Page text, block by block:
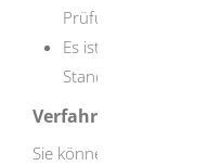
Prüfung und
Es ist gewährleistet,
Stand von
Verfahrensablauf
Sie können die Erlaubnis